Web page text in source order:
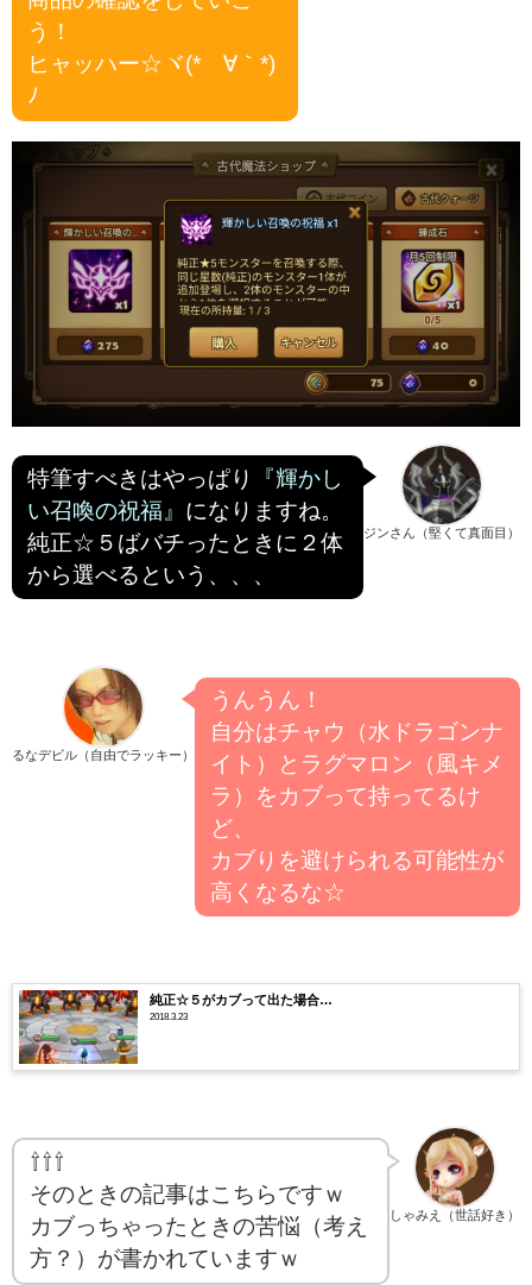
う！
ヒャッハー☆ヾ(*´∀｀*)
ﾉ
ジンさん（堅くて真面目）
特筆すべきはやっぱり
『輝かし
い召喚の祝福』 になりますね。
純正☆５ばバチったときに２体
から選べるという、、、
るなデビル（自由でラッキー）
うんうん！
自分はチャウ（水ドラゴンナ
イト）とラグマロン（風キメ
ラ）をカブって持ってるけ
ど、
カブりを避けられる可能性が
高くなるな☆
純正☆５がカブって出た場合…
2018.3.23
しゃみえ（世話好き）
⇧⇧⇧
そのときの記事はこちらですｗ
カブっちゃったときの苦悩（考え
方？）が書かれていますｗ